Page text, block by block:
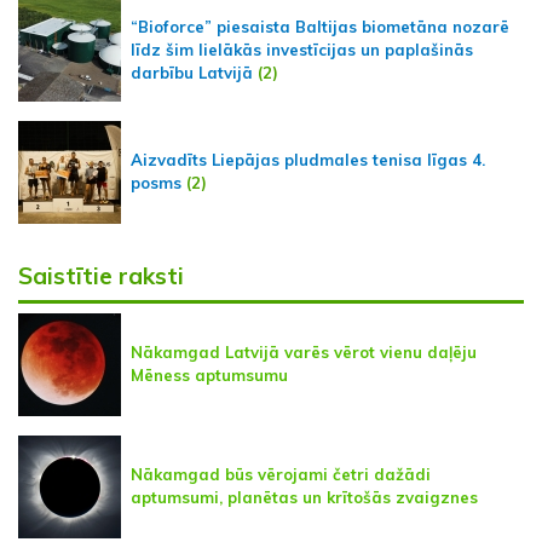
“Bioforce” piesaista Baltijas biometāna nozarē
līdz šim lielākās investīcijas un paplašinās
darbību Latvijā (2)
Aizvadīts Liepājas pludmales tenisa līgas 4.
posms (2)
Saistītie raksti
Nākamgad Latvijā varēs vērot vienu daļēju
Mēness aptumsumu
Nākamgad būs vērojami četri dažādi
aptumsumi, planētas un krītošās zvaigznes